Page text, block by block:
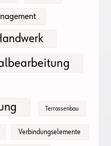
Terrassenbau
Verbindungselemente